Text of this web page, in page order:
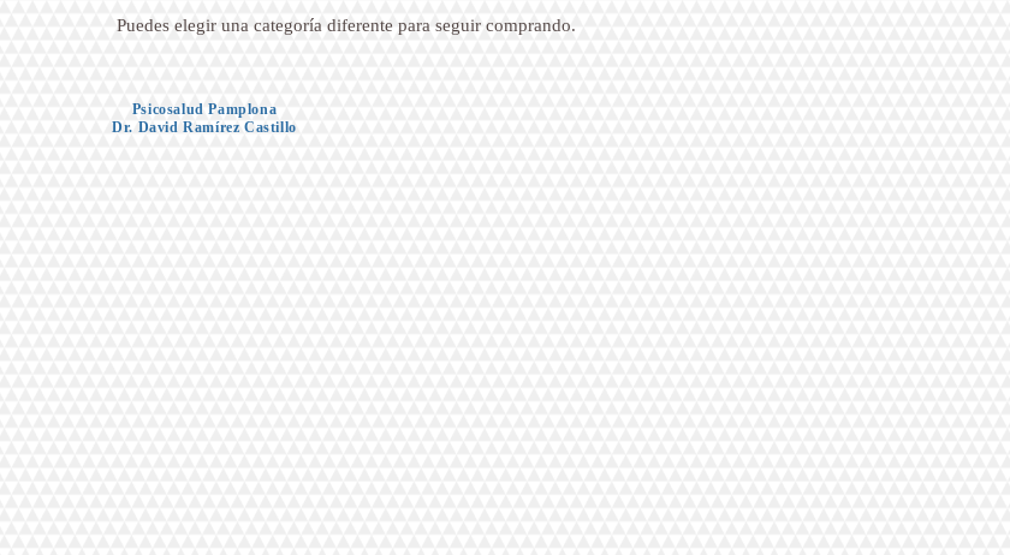
Puedes elegir una categoría diferente para seguir comprando.
Psicosalud Pamplona
Dr. David Ramírez Castillo